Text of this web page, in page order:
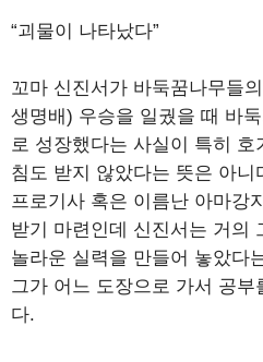
“괴물이 나타났다”
꼬마 신진서가 바둑꿈나무들
생명배) 우승을 일궜을 때 바
로 성장했다는 사실이 특히
침도 받지 않았다는 뜻은 아
프로기사 혹은 이름난 아마강
받기 마련인데 신진서는 거의
놀라운 실력을 만들어 놓았다
그가 어느 도장으로 가서 공
다.